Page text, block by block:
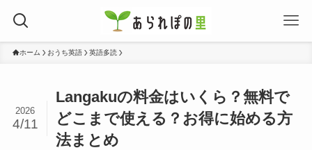
ホーム おうち英語 英語多読
Langakuの料金はいくら？無料で
どこまで使える？お得に始める方
法まとめ
2026
4/11